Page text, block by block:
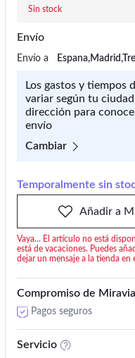
Sin stock
Envío
Envío a
Los gastos y tiempos
variar según tu
dirección para
envío
Cambiar
Temporalmente sin
Añadir a
Vaya... El artículo no está
está de vacaciones. Puedes
dejar un mensaje a la tienda en
Compromiso de Miravia
Pagos seguros
Servicio